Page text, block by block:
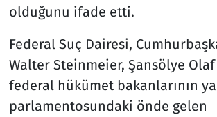
olduğunu ifade etti.
Federal Suç Dairesi,
Walter Steinmeier, Şansölye
federal hükümet bakanlarının
parlamentosundaki önde gelen